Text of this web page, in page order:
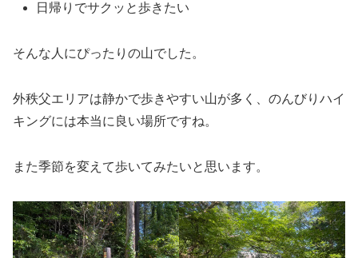
日帰りでサクッと歩きたい
そんな人にぴったりの山でした。
外秩父エリアは静かで歩きやすい山が多く、のんびりハイ
キングには本当に良い場所ですね。
また季節を変えて歩いてみたいと思います。